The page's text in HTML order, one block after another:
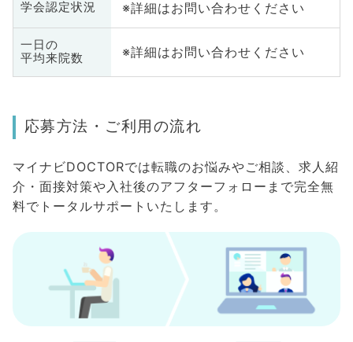
学会認定状況 ※詳細はお問い合わせください
一日の
平均来院数
※詳細はお問い合わせください
応募方法・ご利用の流れ
マイナビDOCTORでは転職のお悩みやご相談、求人紹
介・面接対策や入社後のアフターフォローまで完全無
料でトータルサポートいたします。